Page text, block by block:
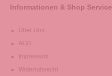
Informationen & Shop Service
Über Uns
AGB
Impressum
Widerrufsrecht